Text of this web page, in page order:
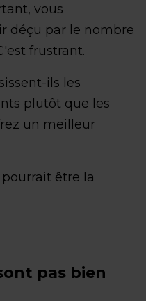
vous
déçu par le nombre
frustrant.
ils les
plutôt que les
un meilleur
être la
pas bien